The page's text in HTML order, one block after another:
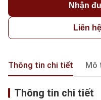
Nhận
Liên
Thông tin chi tiết Mô
Thông tin chi tiết